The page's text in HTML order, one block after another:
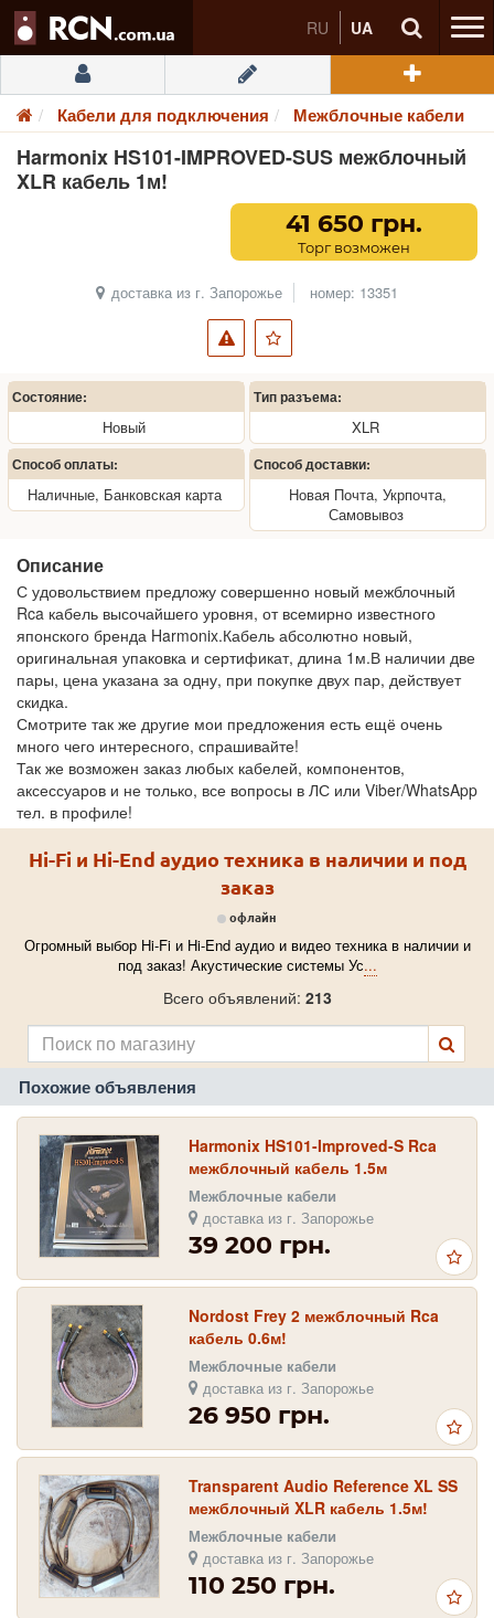
RU UA
Кабели для подключения Межблочные кабели
Harmonix HS101-IMPROVED-SUS межблочный
XLR кабель 1м!
41 650 грн.
Торг возможен
доставка из г. Запорожье номер: 13351
Состояние:
Новый
Тип разъема:
XLR
Способ оплаты:
Наличные, Банковская карта
Способ доставки:
Новая Почта, Укрпочта,
Самовывоз
Описание
С удовольствием предложу совершенно новый межблочный
Rca кабель высочайшего уровня, от всемирно известного
японского бренда Harmonix.Кабель абсолютно новый,
оригинальная упаковка и сертификат, длина 1м.В наличии две
пары, цена указана за одну, при покупке двух пар, действует
скидка.
Смотрите так же другие мои предложения есть ещё очень
много чего интересного, спрашивайте!
Так же возможен заказ любых кабелей, компонентов,
аксессуаров и не только, все вопросы в ЛС или Viber/WhatsApp
тел. в профиле!
Hi-Fi и Hi-End аудио техника в наличии и под
заказ
офлайн
Огромный выбор Hi-Fi и Hi-End аудио и видео техника в наличии и
под заказ! Акустические системы Ус...
Всего объявлений: 213
Похожие объявления
Harmonix HS101-Improved-S Rca
межблочный кабель 1.5м
Межблочные кабели
доставка из г. Запорожье
39 200 грн.
Nordost Frey 2 межблочный Rca
кабель 0.6м!
Межблочные кабели
доставка из г. Запорожье
26 950 грн.
Transparent Audio Reference XL SS
межблочный XLR кабель 1.5м!
Межблочные кабели
доставка из г. Запорожье
110 250 грн.